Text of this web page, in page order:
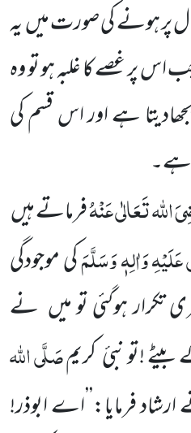
پر ہونے کی صورت میںیہ
اس پر غصے کا غلبہ ہو تو وہ
ہے اور اس قسم کی
ہے۔
اللہ تَعَالٰی عَنْہُفرماتے ہیں
عَلَیْہِوَاٰلِہٖ وَسَلَّمَکی موجودگی
ہوگئی تو میں نے
!تو نبیٔ کریمصَلَّی اللہ
فرمایا:’’اے ابوذر!